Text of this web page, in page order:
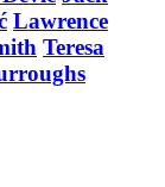
Lawrence
Teresa